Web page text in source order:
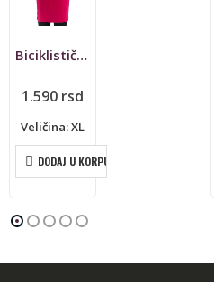
Biciklistički dres Qloom
1.590 rsd
Veličina: XL
DODAJ U KORPU